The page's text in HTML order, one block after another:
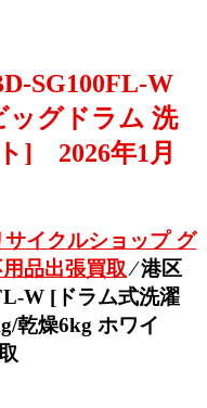
SG100FL-W
ッグドラム 洗
] 2026年1月
イクルショップ グ
品出張買取⁄港区
W [ドラム式洗濯
乾燥6kg ホワイ